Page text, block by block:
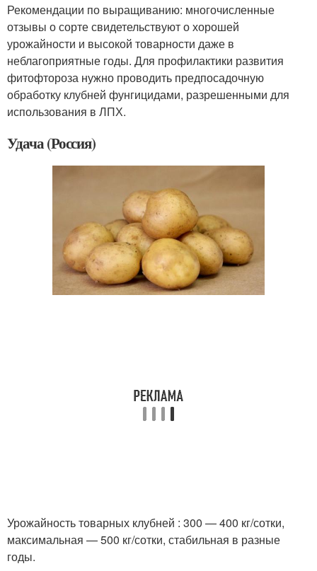
Рекомендации по выращиванию: многочисленные
отзывы о сорте свидетельствуют о хорошей
урожайности и высокой товарности даже в
неблагоприятные годы. Для профилактики развития
фитофтороза нужно проводить предпосадочную
обработку клубней фунгицидами, разрешенными для
использования в ЛПХ.
Удача (Россия)
Урожайность товарных клубней : 300 — 400 кг/сотки,
максимальная — 500 кг/сотки, стабильная в разные
годы.